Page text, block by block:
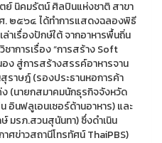
ย์ นิคมรัตน์ ศิลปินแห่งชาติ สาขา
. ๒๕๖๔ ได้ทำการแสดงฉลองพิธี
ล่าเรื่องปักษ์ใต้ จากอาหารพื้นถิ่น
ชาการเรื่อง “การสร้าง Soft
ง สู่การสร้างสรรค์อาหารจาน
าษฎ์ (รองประธานหอการค้า
(นายกสมาคมนักธุรกิจจังหวัด
นฟลูเอนเซอร์ด้านอาหาร) และ
รภ.สวนสุนันทา) ซึ่งดำเนิน
ศข่าวสถานีโทรทัศน์ ThaiPBS)